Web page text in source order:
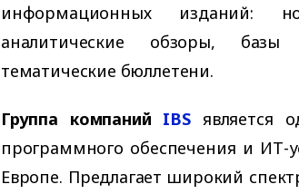
информационных изданий:
аналитические обзоры, базы
тематические бюллетени.
Группа компаний IBSявляется
программного обеспечения и ИТ-
Европе. Предлагает широкий